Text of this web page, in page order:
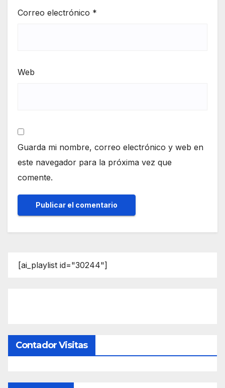
Correo electrónico *
Web
Guarda mi nombre, correo electrónico y web en
este navegador para la próxima vez que
comente.
[ai_playlist id="30244"]
Contador Visitas